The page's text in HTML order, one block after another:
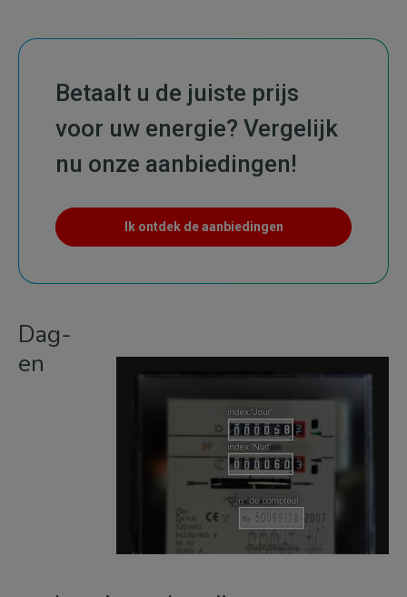
Betaalt u de juiste prijs
voor uw energie? Vergelijk
nu onze aanbiedingen!
Ik ontdek de aanbiedingen
Dag-
en